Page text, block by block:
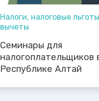
Налоги, налоговые
вычеты
Семинары для
налогоплательщиков
Республике Алтай